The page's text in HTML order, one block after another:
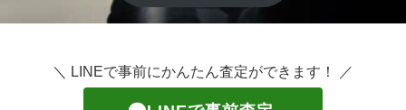
＼ LINEで事前にかんたん査定ができます！ ／